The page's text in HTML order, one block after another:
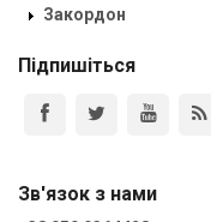
Закордон
Підпишіться
Зв'язок з нами